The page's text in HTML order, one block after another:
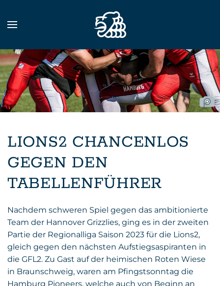
Zum Hauptinhalt springen
LIONS2 CHANCENLOS
GEGEN DEN
TABELLENFÜHRER
Nachdem schweren Spiel gegen das ambitionierte
Team der Hannover Grizzlies, ging es in der zweiten
Partie der Regionalliga Saison 2023 für die Lions2,
gleich gegen den nächsten Aufstiegsaspiranten in
die GFL2. Zu Gast auf der heimischen Roten Wiese
in Braunschweig, waren am Pfingstsonntag die
Hamburg Pioneers, welche auch von Beginn an